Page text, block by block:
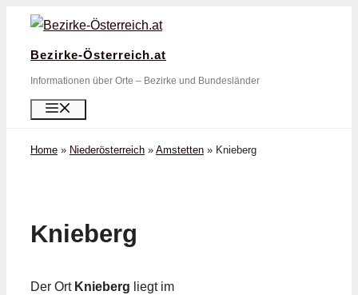
Zum
springen
Bezirke-Österreich.at
Informationen über Orte – Bezirke und Bundesländer
Home » Niederösterreich » Amstetten » Knieberg
Knieberg
Der Ort Knieberg liegt im